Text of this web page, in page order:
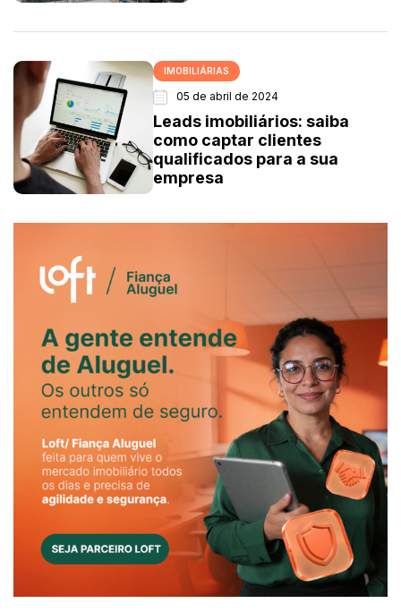
IMOBILIÁRIAS
05 de abril de 2024
Leads imobiliários: saiba
como captar clientes
qualificados para a sua
empresa